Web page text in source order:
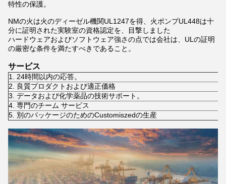
特性の保護。
NMの火は火のディーゼル機関UL1247を得、火ポンプUL448は十
分に証明された実験室の資格認定を、目撃しました
ハードウェアおよびソフトウェア強さの点では会社は、ULの証明
の厳密な条件を満たすべきであること。
サービス
1. 24時間以内の応答。
2. 良質プロダクトおよび適正価格
3. データおよび化学薬品の技術サポート。
4. 専門のチーム サービス
5. 別のパッケージのためのCustomiszedの生産